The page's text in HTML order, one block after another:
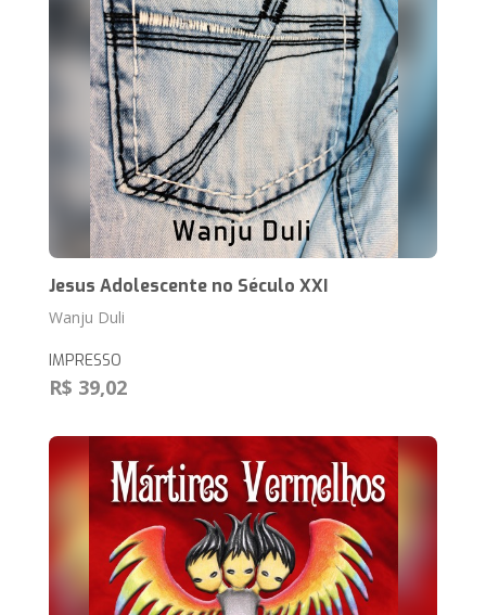
Jesus Adolescente no Século XXI
Wanju Duli
IMPRESSO
R$ 39,02